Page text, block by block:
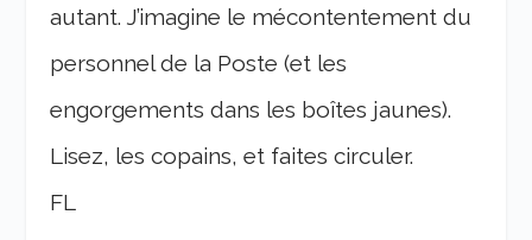
autant. J’imagine le mécontentement du
personnel de la Poste (et les
engorgements dans les boîtes jaunes).
Lisez, les copains, et faites circuler.
FL